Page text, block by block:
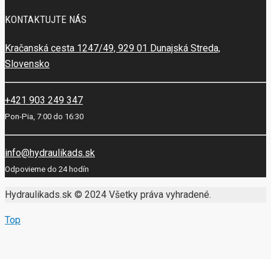
KONTAKTUJTE NÁS
Kračanská cesta 1247/49, 929 01 Dunajská Streda,
Slovensko
+421 903 249 347
Pon-Pia, 7:00 do 16:30
info@hydraulikads.sk
Odpovieme do 24 hodín
Hydraulikads.sk © 2024 Všetky práva vyhradené.
Top